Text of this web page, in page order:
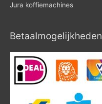
Jura koffiemachines
Betaalmogelijkheden